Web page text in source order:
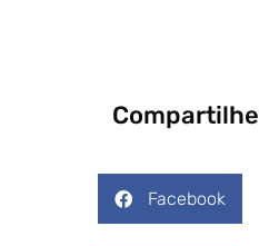
Facebook